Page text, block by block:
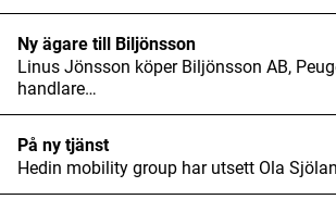
Ny ägare till Biljönsson
Linus Jönsson köper Biljönsson AB,
handlare…
På ny tjänst
Hedin mobility group har utsett Ola